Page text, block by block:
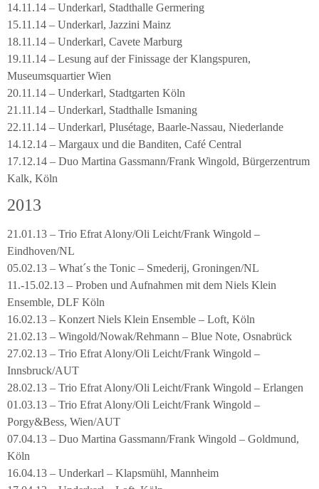
14.11.14 – Underkarl, Stadthalle Germering
15.11.14 – Underkarl, Jazzini Mainz
18.11.14 – Underkarl, Cavete Marburg
19.11.14 – Lesung auf der Finissage der Klangspuren,
Museumsquartier Wien
20.11.14 – Underkarl, Stadtgarten Köln
21.11.14 – Underkarl, Stadthalle Ismaning
22.11.14 – Underkarl, Plusétage, Baarle-Nassau, Niederlande
14.12.14 – Margaux und die Banditen, Café Central
17.12.14 – Duo Martina Gassmann/Frank Wingold, Bürgerzentrum
Kalk, Köln
2013
21.01.13 – Trio Efrat Alony/Oli Leicht/Frank Wingold –
Eindhoven/NL
05.02.13 – What´s the Tonic – Smederij, Groningen/NL
11.-15.02.13 – Proben und Aufnahmen mit dem Niels Klein
Ensemble, DLF Köln
16.02.13 – Konzert Niels Klein Ensemble – Loft, Köln
21.02.13 – Wingold/Nowak/Rehmann – Blue Note, Osnabrück
27.02.13 – Trio Efrat Alony/Oli Leicht/Frank Wingold –
Innsbruck/AUT
28.02.13 – Trio Efrat Alony/Oli Leicht/Frank Wingold – Erlangen
01.03.13 – Trio Efrat Alony/Oli Leicht/Frank Wingold –
Porgy&Bess, Wien/AUT
07.04.13 – Duo Martina Gassmann/Frank Wingold – Goldmund,
Köln
16.04.13 – Underkarl – Klapsmühl, Mannheim